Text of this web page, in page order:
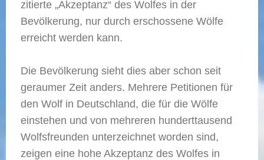
zitierte „Akzeptanz“ des Wolfes in der
Bevölkerung, nur durch erschossene Wölfe
erreicht werden kann.
Die Bevölkerung sieht dies aber schon seit
geraumer Zeit anders. Mehrere Petitionen für
den Wolf in Deutschland, die für die Wölfe
einstehen und von mehreren hunderttausend
Wolfsfreunden unterzeichnet worden sind,
zeigen eine hohe Akzeptanz des Wolfes in